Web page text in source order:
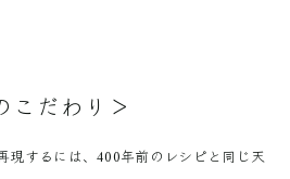
こだわり＞
現するには、400年前のレシピと同じ天